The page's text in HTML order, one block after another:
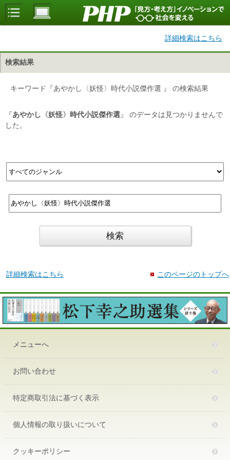
詳細検索はこちら
検索結果
キーワード『あやかし〈妖怪〉時代小説傑作選 』 の検索結果
『あやかし〈妖怪〉時代小説傑作選 』 のデータは見つかりませんで
した。
詳細検索はこちら このページのトップへ
メニューへ
お問い合わせ
特定商取引法に基づく表示
個人情報の取り扱いについて
クッキーポリシー